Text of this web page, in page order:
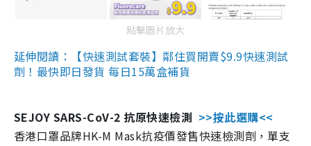
點擊圖片放大
延伸閱讀：【快速測試套裝】鄰住買開賣$9.9快速測試
劑！最快即日發貨 每日15萬盒補貨
SEJOY SARS-CoV-2 抗原快速檢測 >>按此選購<<
香港口罩品牌HK-M Mask抗疫價發售快速檢測劑，單支